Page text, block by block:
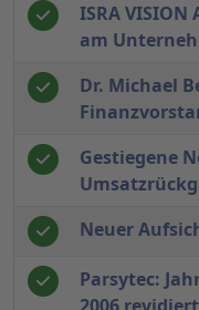
ISRA VISION
am
Dr. Michael
Gestiegene
Neuer
Parsytec: